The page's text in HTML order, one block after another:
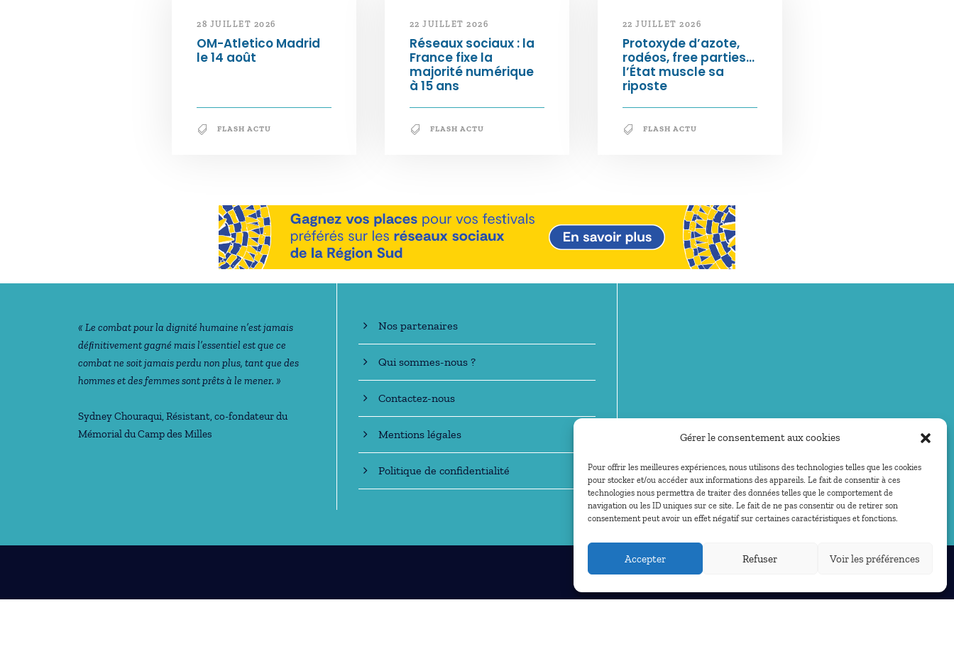
Gérer le consentement aux cookies
Pour offrir les meilleures expériences, nous utilisons des technologies telles que les cookies
pour stocker et/ou accéder aux informations des appareils. Le fait de consentir à ces
technologies nous permettra de traiter des données telles que le comportement de
navigation ou les ID uniques sur ce site. Le fait de ne pas consentir ou de retirer son
consentement peut avoir un effet négatif sur certaines caractéristiques et fonctions.
Accepter Refuser Voir les préférences
28 JUILLET 2026
OM-Atletico Madrid
le 14 août
FLASH ACTU
22 JUILLET 2026
Réseaux sociaux : la
France fixe la
majorité numérique
à 15 ans
FLASH ACTU
22 JUILLET 2026
Protoxyde d’azote,
rodéos, free parties…
l’État muscle sa
riposte
FLASH ACTU
Notre philosophie
« Le combat pour la dignité humaine n’est jamais
déﬁnitivement gagné mais l’essentiel est que ce
combat ne soit jamais perdu non plus, tant que des
hommes et des femmes sont prêts à le mener. »
Sydney Chouraqui, Résistant, co-fondateur du
Mémorial du Camp des Milles
En savoir +
Nos partenaires
Qui sommes-nous ?
Contactez-nous
Mentions légales
Politique de confidentialité